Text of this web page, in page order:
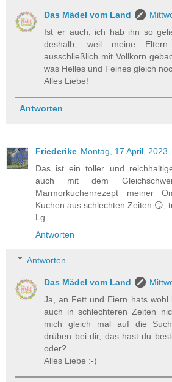
Das Mädel vom Land
Ist er auch, ich hab ihn so
deshalb, weil meine
ausschließlich mit Vollkorn
was Helles und Feines gleich
Alles Liebe!
Antworten
Friederike Montag, 17 April, 2023
Das ist ein toller und
auch mit dem
Marmorkuchenrezept meiner
Kuchen aus schlechten Zeiten 😏,
Lg
Antworten
Antworten
Das Mädel vom Land
Ja, an Fett und Eiern hats wohl
auch in schlechteren Zeiten
mich gleich mal auf die
drüben bei dir, das hast du
oder?
Alles Liebe :-)